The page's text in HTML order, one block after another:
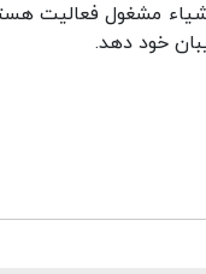
مشغول فعالیت
خود دهد.